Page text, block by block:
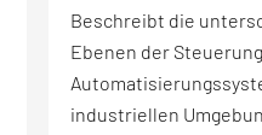
Beschreibt die
Ebenen der
industriellen